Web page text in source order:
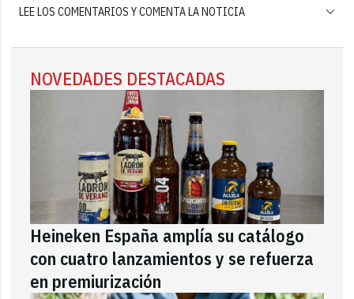
LEE LOS COMENTARIOS Y COMENTA LA NOTICIA
NOVEDADES DESTACADAS
Heineken España amplía su catálogo
con cuatro lanzamientos y se refuerza
en premiurización